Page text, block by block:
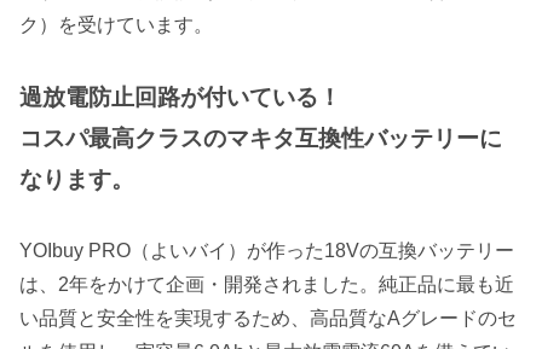
ク）を受けています。
過放電防止回路が付いている！
コスパ最高クラスのマキタ互換性バッテリーに
なります。
YOIbuy PRO（よいバイ）が作った18Vの互換バッテリー
は、2年をかけて企画・開発されました。純正品に最も近
い品質と安全性を実現するため、高品質なAグレードのセ